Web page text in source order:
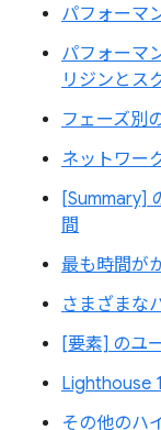
パフォーマ
パフォーマ
リジンとス
フェーズ別
ネットワー
[Summary]
間
最も時間が
さまざまな
[要素] のユ
Lighthouse
その他のハ